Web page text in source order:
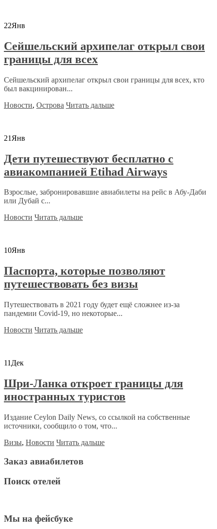
22Янв
Сейшельский архипелаг открыл свои
границы для всех
Сейшельский архипелаг открыл свои границы для всех, кто
был вакцинирован...
Новости, Острова Читать дальше
21 Янв
Дети путешествуют бесплатно с
авиакомпанией Etihad Airways
Взрослые, забронировавшие авиабилеты на рейс в Абу-Даби
или Дубай с...
Новости Читать дальше
10Янв
Паспорта, которые позволяют
путешествовать без визы
Путешествовать в 2021 году будет ещё сложнее из-за
пандемии Covid-19, но некоторые...
Новости Читать дальше
11 Дек
Шри-Ланка откроет границы для
иностранных туристов
Издание Ceylon Daily News, со ссылкой на собственные
источники, сообщило о том, что...
Визы, Новости Читать дальше
Заказ авиабилетов
Поиск отелей
Мы на фейсбуке